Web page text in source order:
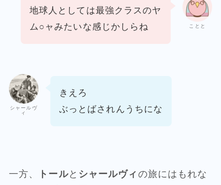
ことと
地球人としては最強クラスのヤ
ム○ャみたいな感じかしらね
シャールヴ
ィ
きえろ
ぶっとばされんうちにな
一方、 トールと シャールヴィ の旅にはもれな